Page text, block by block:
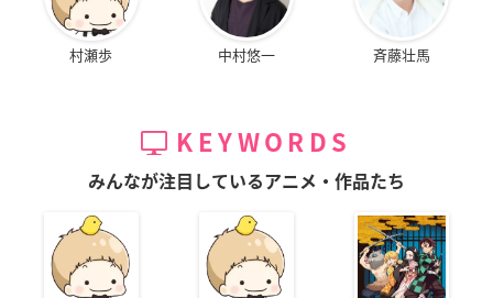
村瀬歩 中村悠一 斉藤壮馬
KEYWORDS
みんなが注目しているアニメ・作品たち